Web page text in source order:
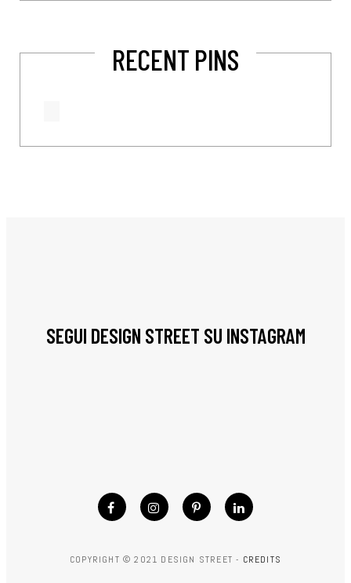
RECENT PINS
SEGUI DESIGN STREET SU INSTAGRAM
COPYRIGHT © 2021 DESIGN STREET - CREDITS